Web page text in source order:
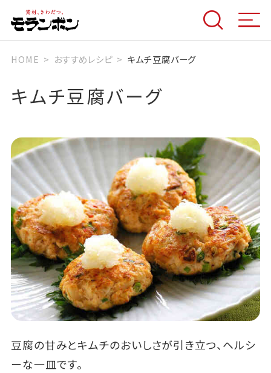
HOME おすすめレシピ キムチ豆腐バーグ
キムチ豆腐バーグ
豆腐の甘みとキムチのおいしさが引き立つ、ヘルシ
ーな一皿です。